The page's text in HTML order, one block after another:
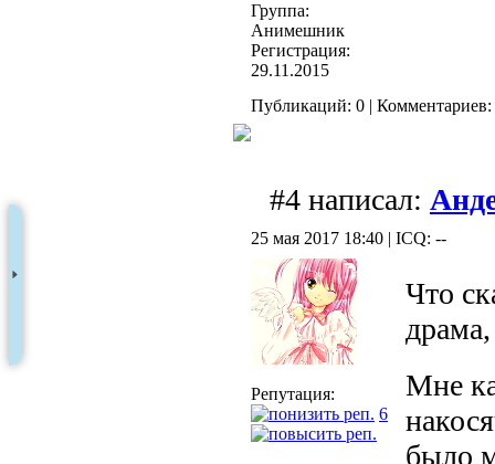
Группа:
Анимешник
Регистрация:
29.11.2015
Публикаций: 0 | Комментариев:
#4 написал:
25 мая 2017 18:40 | ICQ: --
Репутация:
6
Что
Мне
было